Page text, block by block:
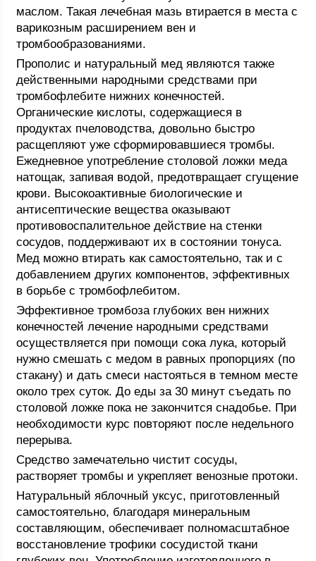
маслом. Такая лечебная мазь втирается в места с
варикозным расширением вен и
тромбообразованиями.
Прополис и натуральный мед являются также
действенными народными средствами при
тромбофлебите нижних конечностей.
Органические кислоты, содержащиеся в
продуктах пчеловодства, довольно быстро
расщепляют уже сформировавшиеся тромбы.
Ежедневное употребление столовой ложки меда
натощак, запивая водой, предотвращает сгущение
крови. Высокоактивные биологические и
антисептические вещества оказывают
противовоспалительное действие на стенки
сосудов, поддерживают их в состоянии тонуса.
Мед можно втирать как самостоятельно, так и с
добавлением других компонентов, эффективных
в борьбе с тромбофлебитом.
Эффективное тромбоза глубоких вен нижних
конечностей лечение народными средствами
осуществляется при помощи сока лука, который
нужно смешать с медом в равных пропорциях (по
стакану) и дать смеси настояться в темном месте
около трех суток. До еды за 30 минут съедать по
столовой ложке пока не закончится снадобье. При
необходимости курс повторяют после недельного
перерыва.
Средство замечательно чистит сосуды,
растворяет тромбы и укрепляет венозные протоки.
Натуральный яблочный уксус, приготовленный
самостоятельно, благодаря минеральным
составляющим, обеспечивает полномасштабное
восстановление трофики сосудистой ткани